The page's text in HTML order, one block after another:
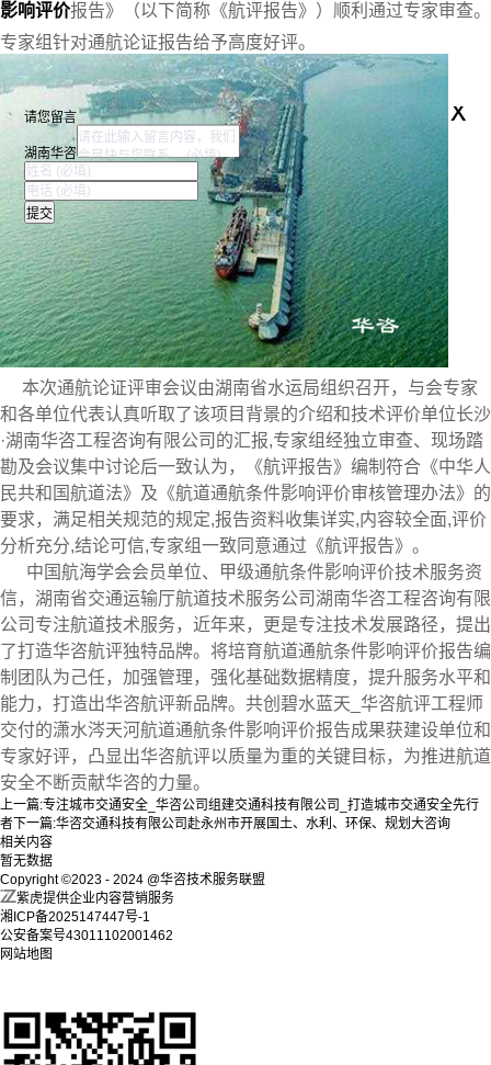
影响评价报告》（以下简称《航评报告》）顺利通过专家审查。
专家组针对通航论证报告给予高度好评。
本次通航论证评审会议由湖南省水运局组织召开，与会专家
和各单位代表认真听取了该项目背景的介绍和技术评价单位长沙
·湖南华咨工程咨询有限公司的汇报,专家组经独立审查、现场踏
勘及会议集中讨论后一致认为，《航评报告》编制符合《中华人
民共和国航道法》及《航道通航条件影响评价审核管理办法》的
要求，满足相关规范的规定,报告资料收集详实,内容较全面,评价
分析充分,结论可信,专家组一致同意通过《航评报告》。
中国航海学会会员单位、甲级通航条件影响评价技术服务资
信，湖南省交通运输厅航道技术服务公司湖南华咨工程咨询有限
公司专注航道技术服务，近年来，更是专注技术发展路径，提出
了打造华咨航评独特品牌。将培育航道通航条件影响评价报告编
制团队为己任，加强管理，强化基础数据精度，提升服务水平和
能力，打造出华咨航评新品牌。共创碧水蓝天_华咨航评工程师
交付的潇水涔天河航道通航条件影响评价报告成果获建设单位和
专家好评，凸显出华咨航评以质量为重的关键目标，为推进航道
安全不断贡献华咨的力量。
上一篇:专注城市交通安全_华咨公司组建交通科技有限公司_打造城市交通安全先行
者 下一篇:华咨交通科技有限公司赴永州市开展国土、水利、环保、规划大咨询
相关内容
暂无数据
Copyright ©2023 - 2024 @华咨技术服务联盟
紫虎提供企业内容营销服务
湘ICP备2025147447号-1
公安备案号43011102001462
网站地图
请您留言 x
湖南华咨